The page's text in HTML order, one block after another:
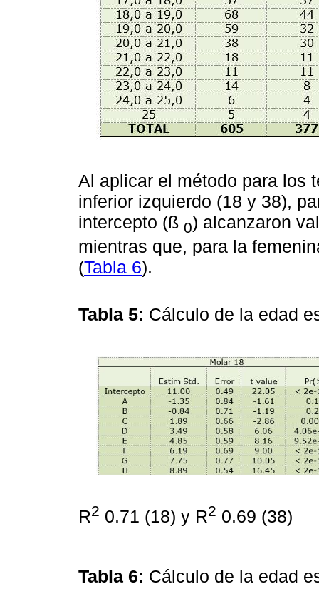
Al aplicar el método para los
inferior izquierdo (18 y 38),
intercepto (ß 0) alcanzaron
mientras que, para la
(Tabla 6).
Tabla 5: Cálculo de la edad
R2 0.71 (18) y R2 0.69 (38)
Tabla 6: Cálculo de la edad